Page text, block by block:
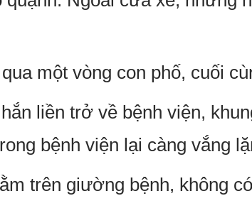
một vòng con phố, cuối
liền trở về bệnh viện,
bệnh viện lại càng vắng
trên giường bệnh, không